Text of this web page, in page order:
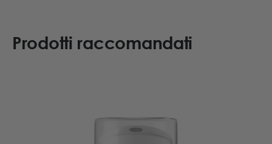
Prodotti raccomandati